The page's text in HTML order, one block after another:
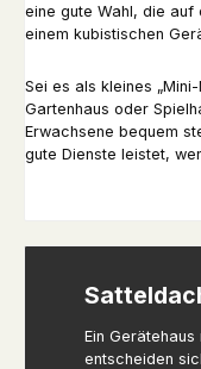
eine gute Wahl, die auf
einem kubistischen
Sei es als kleines
Gartenhaus oder
Erwachsene bequem
gute Dienste leistet,
Ein
entscheiden